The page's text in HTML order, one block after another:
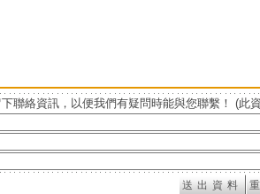
聯絡資訊，以便我們有疑問時能與您聯繫！ (此